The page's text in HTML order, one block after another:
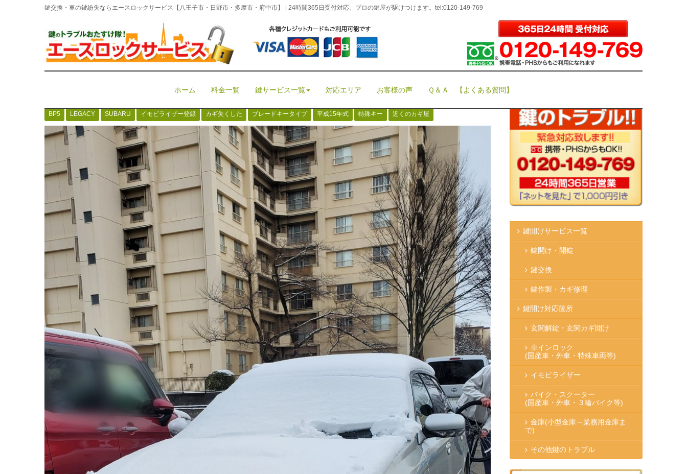
鍵交換・車の鍵紛失ならエースロックサービス【八王子市・日野市・多摩市・府中市】 | 24時間365日受付対応、プロの鍵屋が駆けつけます。 tel:0120-149-769
ホーム 料金一覧 鍵サービス一覧 対応エリア お客様の声 Ｑ＆Ａ 【よくある質問】
> SUBARU LEGACY 平成15年式 BP5 ブレードキータイプ 紛失のためイモビキー作成と登録作業
SUBARU LEGACY 平成15年式 BP5 ブレードキータイプ 紛失のためイモビ
キー作成と登録作業
イモビライザー、イモビライザー鍵紛失・記事、スペアキー作成、 八王子市、多摩市、 日野市 、 未分類 、 車鍵
BP5 LEGACY SUBARU イモビライザー登録 カギ失くした ブレードキータイプ 平成15年式 特殊キー 近くのカギ屋
サイト内検索
鍵開けサービス一覧
鍵開け・開錠
鍵交換
鍵作製・カギ修理
鍵開け対応箇所
玄関解錠・玄関カギ開け
車インロック
(国産車・外車・特殊車両等)
イモビライザー
バイク・スクーター
(国産車・外車・３輪バイク等)
金庫(小型金庫～業務用金庫ま
で)
その他鍵のトラブル